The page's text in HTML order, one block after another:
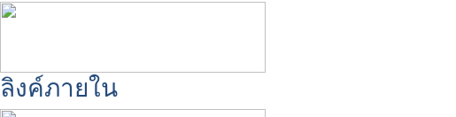
ลิงค์ภายใน